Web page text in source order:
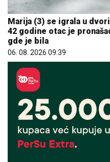
Marija (3) se igrala u
42 godine otac je
gde je bila
06. 08. 2026 09:39